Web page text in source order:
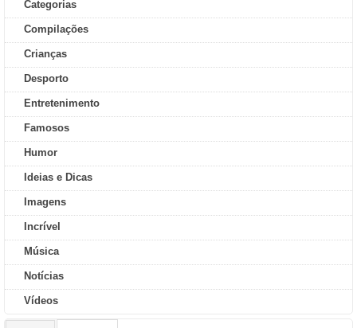
Categorias
Compilações
Crianças
Desporto
Entretenimento
Famosos
Humor
Ideias e Dicas
Imagens
Incrível
Música
Notícias
Vídeos